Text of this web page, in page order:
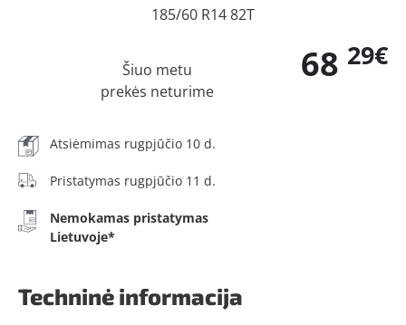
185/60 R14 82T
68 29€
Šiuo metu
prekės neturime
Atsiėmimas rugpjūčio 10 d.
Pristatymas rugpjūčio 11 d.
Nemokamas pristatymas
Lietuvoje*
Techninė informacija